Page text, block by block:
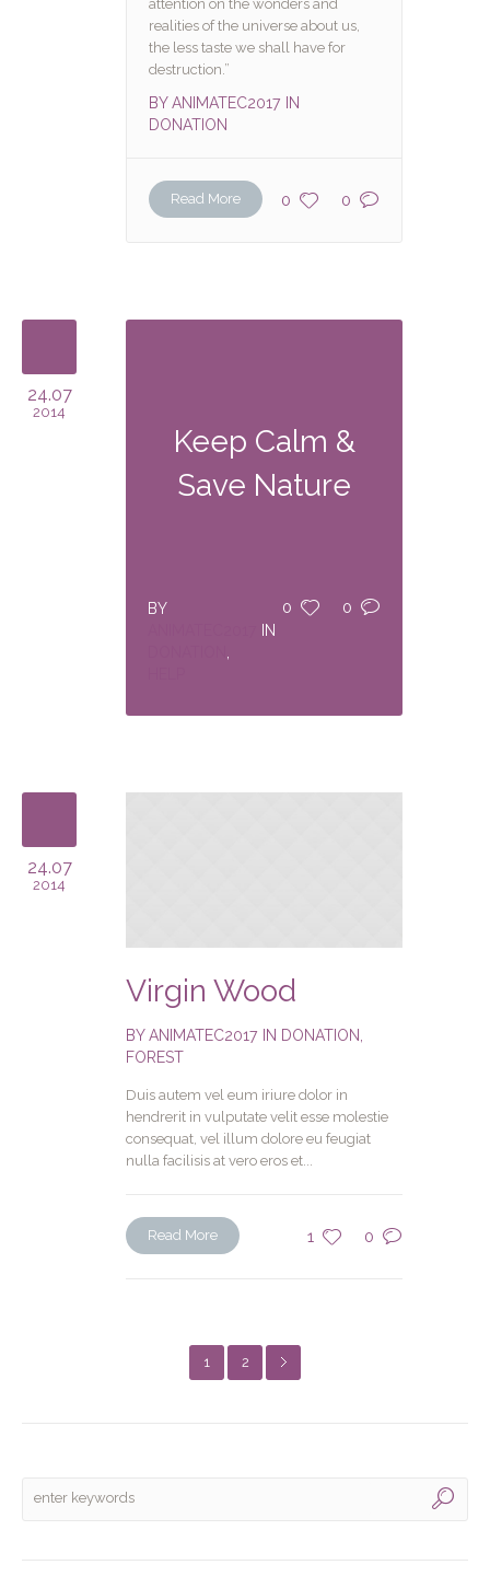
attention on the wonders and
realities of the universe about us,
the less taste we shall have for
destruction.”
BYANIMATEC2017
IN
DONATION
0 0
Read More
24.07
2014
Keep Calm &
Save Nature
0 0
BY
IN
24.07
2014
Virgin Wood
BYANIMATEC2017 IN DONATION
FOREST
Duis autem vel eum iriure dolor in
hendrerit in vulputate velit esse molestie
consequat, vel illum dolore eu feugiat
nulla facilisis at vero eros et...
1 0
Read More
1 2